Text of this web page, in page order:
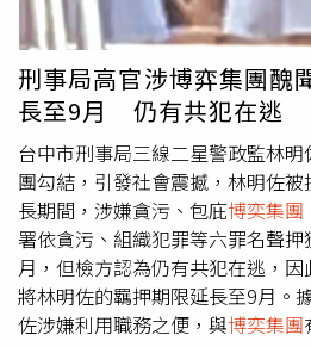
剛谷公司、薇群公司主要據點及成
培菁認為若收攏林明佐可在九州集
到庇護，以備不時之需，2020年8
布人事命令，林明佐如願以償就任
後，他因徐培菁擔任陳政谷的慈善
又與台中市刑大舉辦過多場公益
更加密切，進而從2022年10月23
前，兩人期間都同居。徐為了拉攏
給林，還以每月8萬200元租金，
Range Rover跑旅，無償供林使用
40萬元。林今年升任刑事局警政監
一間高級套房，每月租金要8萬7
刑事局高官涉博弈集團醜
長至9月 仍有共犯在逃
台中市刑事局三線二星警政監林
團勾結，引發社會震撼，林明佐
長期間，涉嫌貪污、包庇博奕集團
署依貪污、組織犯罪等六罪名聲
月，但檢方認為仍有共犯在逃，因
將林明佐的羈押期限延長至9月。
佐涉嫌利用職務之便，與博奕集團